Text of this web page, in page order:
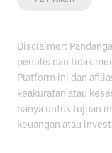
Disclaimer:
penulis dan tidak
Platform ini dan
keakuratan atau
hanya untuk tujuan
keuangan atau